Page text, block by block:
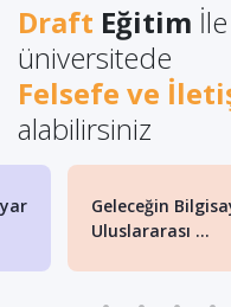
Draft Eğitim
üniversitede
Felsefe ve
alabilirsiniz
Geleceğin
Uluslararası ...